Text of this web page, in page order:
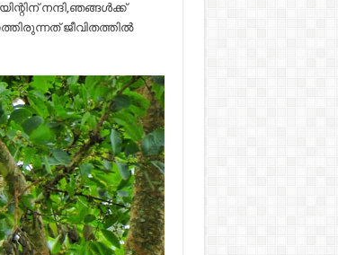
നന്ദി,ഞങ്ങൾക്ക്
ജീവിതത്തിൽ